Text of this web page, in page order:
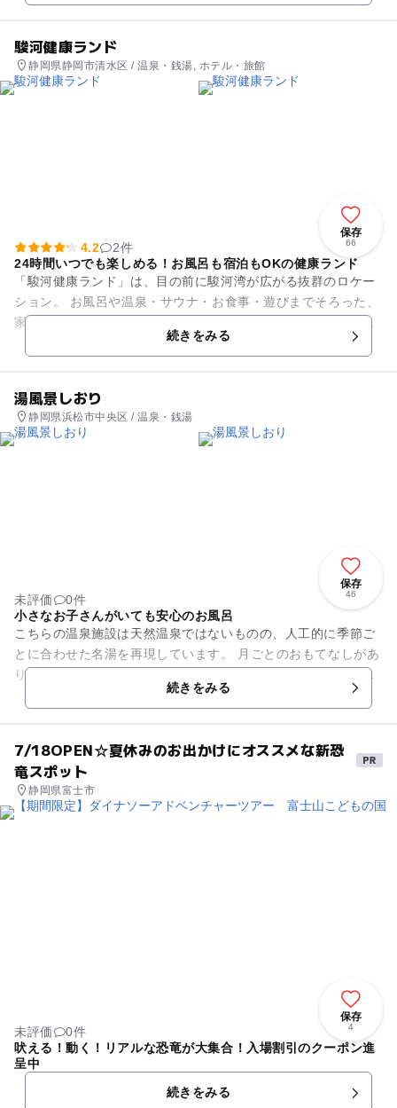
駿河健康ランド
静岡県静岡市清水区 / 温泉・銭湯, ホテル・旅館
保存
66
4.2
2件
24時間いつでも楽しめる！お風呂も宿泊もOKの健康ランド
「駿河健康ランド」は、目の前に駿河湾が広がる抜群のロケー
ション。 お風呂や温泉・サウナ・お食事・遊びまでそろった、
家族みんなで一日楽しめる施設です。小さなお子様から大人ま
で、それぞれの過ごし方...続きをみる
湯風景しおり
静岡県浜松市中央区 / 温泉・銭湯
保存
46
未評価
0件
小さなお子さんがいても安心のお風呂
こちらの温泉施設は天然温泉ではないものの、人工的に季節ご
とに合わせた名湯を再現しています。 月ごとのおもてなしがあ
り、何回行っても楽しめる施設です。館内は全てナノ水を使っ
続きをみる
7/18OPEN☆夏休みのお出かけにオススメな新恐
竜スポット
静岡県富士市
保存
4
未評価
0件
吠える！動く！リアルな恐竜が大集合！入場割引のクーポン進
呈中
続きをみる